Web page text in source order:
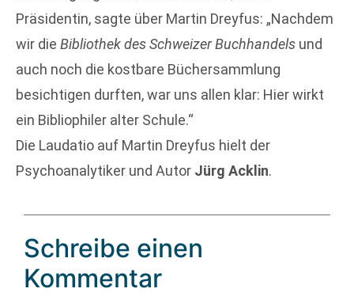
Präsidentin, sagte über Martin Dreyfus: „Nachdem
wir die Bibliothek des Schweizer Buchhandels und
auch noch die kostbare Büchersammlung
besichtigen durften, war uns allen klar: Hier wirkt
ein Bibliophiler alter Schule.“
Die Laudatio auf Martin Dreyfus hielt der
Psychoanalytiker und Autor Jürg Acklin.
Schreibe einen
Kommentar